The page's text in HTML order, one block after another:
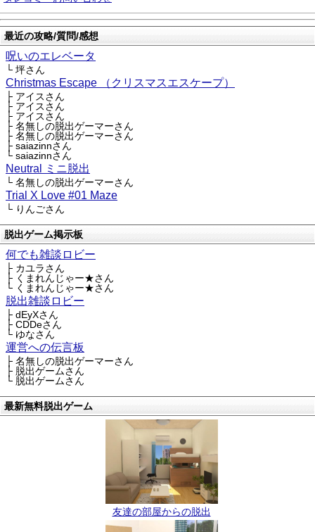
最近の攻略/質問/感想
呪いのエレベータ
└ 坪さん
Christmas Escape （クリスマスエスケープ）
├ アイスさん
├ アイスさん
├ アイスさん
├ 名無しの脱出ゲーマーさん
├ 名無しの脱出ゲーマーさん
├ saiazinnさん
└ saiazinnさん
Neutral ミニ脱出
└ 名無しの脱出ゲーマーさん
Trial X Love #01 Maze
└ りんごさん
脱出ゲーム掲示板
何でも雑談ロビー
├ カユラさん
├ くまれんじゃー★さん
└ くまれんじゃー★さん
脱出雑談ロビー
├ dEyXさん
├ CDDeさん
└ ゆなさん
運営への伝言板
├ 名無しの脱出ゲーマーさん
├ 脱出ゲームさん
└ 脱出ゲームさん
最新無料脱出ゲーム
友達の部屋からの脱出